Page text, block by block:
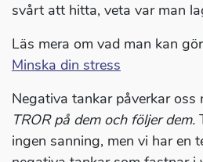
svårt att hitta, veta var man
Läs mera om vad man kan
Minska din stress
Negativa tankar påverkar oss
TROR på dem och följer dem.
ingen sanning, men vi har en